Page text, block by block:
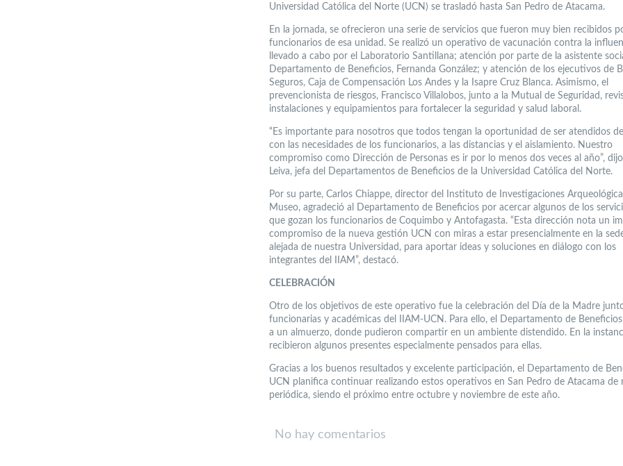
Universidad Católica del Norte (UCN) se trasladó hasta San Pedro de Atacama.
En la jornada, se ofrecieron una serie de servicios que fueron muy bien recibidos
funcionarios de esa unidad. Se realizó un operativo de vacunación contra la
llevado a cabo por el Laboratorio Santillana; atención por parte de la asistente
Departamento de Beneficios, Fernanda González; y atención de los ejecutivos de
Seguros, Caja de Compensación Los Andes y la Isapre Cruz Blanca. Asimismo, el
prevencionista de riesgos, Francisco Villalobos, junto a la Mutual de Seguridad,
instalaciones y equipamientos para fortalecer la seguridad y salud laboral.
“Es importante para nosotros que todos tengan la oportunidad de ser atendidos
con las necesidades de los funcionarios, a las distancias y el aislamiento. Nuestro
compromiso como Dirección de Personas es ir por lo menos dos veces al año”,
Leiva, jefa del Departamentos de Beneficios de la Universidad Católica del Norte.
Por su parte, Carlos Chiappe, director del Instituto de Investigaciones
Museo, agradeció al Departamento de Beneficios por acercar algunos de los
que gozan los funcionarios de Coquimbo y Antofagasta. “Esta dirección nota un
compromiso de la nueva gestión UCN con miras a estar presencialmente en la
alejada de nuestra Universidad, para aportar ideas y soluciones en diálogo con los
integrantes del IIAM”, destacó.
CELEBRACIÓN
Otro de los objetivos de este operativo fue la celebración del Día de la Madre
funcionarias y académicas del IIAM-UCN. Para ello, el Departamento de
a un almuerzo, donde pudieron compartir en un ambiente distendido. En la
recibieron algunos presentes especialmente pensados para ellas.
Gracias a los buenos resultados y excelente participación, el Departamento de
UCN planifica continuar realizando estos operativos en San Pedro de Atacama de
periódica, siendo el próximo entre octubre y noviembre de este año.
No hay comentarios